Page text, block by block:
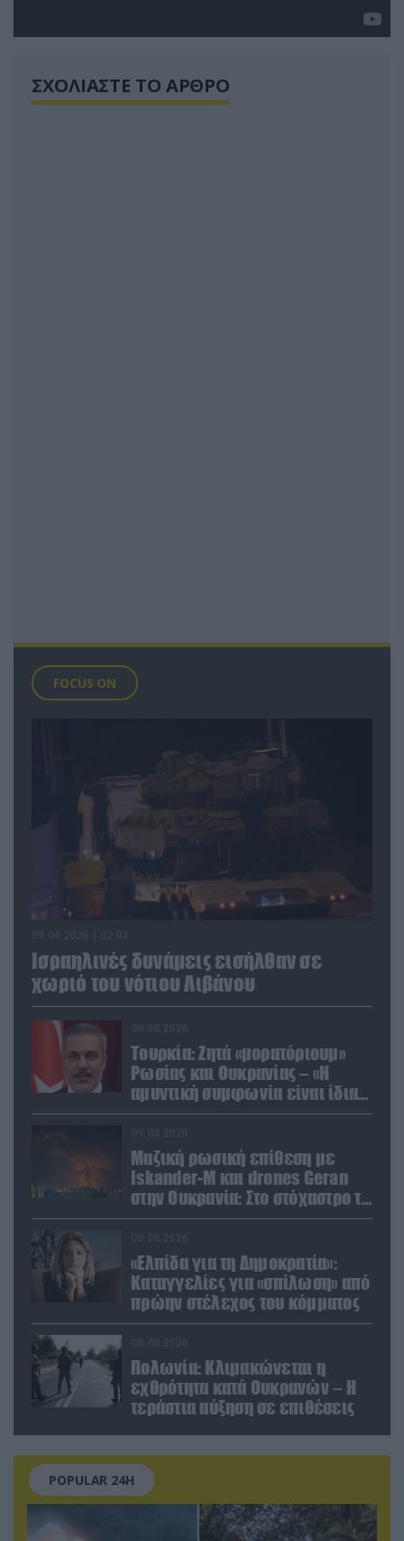
ΣΧΟΛΙΑΣΤΕ ΤΟ ΑΡΘΡΟ
FOCUS ON
Ισραηλινές δυνάμεις εισήλθαν σε
χωριό του νότιου Λιβάνου
Τουρκία: Ζητά «μορατόριουμ»
Ρωσίας και Ουκρανίας – «Η
αμυντική συμφωνία είναι ίδια
με το άρθρο 5 του ΝΑΤΟ» (upd)
Μαζική ρωσική επίθεση με
Iskander-M και drones Geran
στην Ουκρανία: Στο στόχαστρο το
εργοστάσιο των Flamingo
«Ελπίδα για τη Δημοκρατία»:
Καταγγελίες για «σπίλωση» από
πρώην στέλεχος του κόμματος
Πολωνία: Κλιμακώνεται η
εχθρότητα κατά Ουκρανών – Η
τεράστια αύξηση σε επιθέσεις
POPULAR 24H